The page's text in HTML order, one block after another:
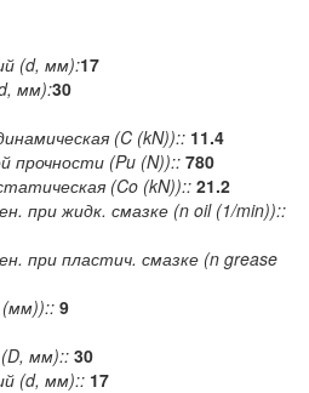
(d, мм):17
мм):30
(C (kN)):: 11.4
прочности (Pu (N)):: 780
(Co (kN))::21.2
при жидк. смазке (n oil (1/min))::
при пластич. смазке (n grease
9
мм):: 30
(d, мм):: 17